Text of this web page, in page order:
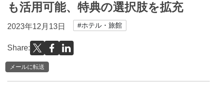
も活用可能、特典の選択肢を拡充
2023年12月13日 #ホテル・旅館
Share:
メールに転送